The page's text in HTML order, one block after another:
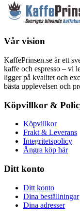
Vår vision
KaffePrinsen.se är ett
kaffe och espresso – vi
ligger på kvalitet och
bästa upplevelsen och
Köpvillkor &
Köpvillkor
Frakt & Leverans
Integritetspolicy
Ångra köp här
Ditt konto
Ditt konto
Dina beställningar
Dina adresser